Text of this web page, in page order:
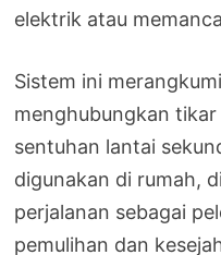
elektrik atau
Sistem ini
menghubungkan
sentuhan lantai
digunakan di rumah,
perjalanan sebagai
pemulihan dan